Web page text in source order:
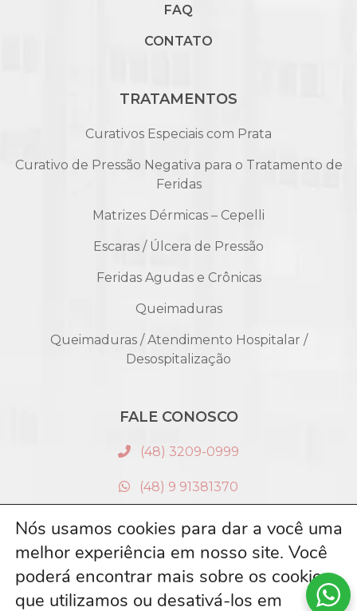
FAQ
CONTATO
TRATAMENTOS
Curativos Especiais com Prata
Curativo de Pressão Negativa para o Tratamento de
Feridas
Matrizes Dérmicas – Cepelli
Escaras / Úlcera de Pressão
Feridas Agudas e Crônicas
Queimaduras
Queimaduras / Atendimento Hospitalar /
Desospitalização
FALE CONOSCO
(48) 3209-0999
(48) 9 91381370
CONTATO@CEPELLI.COM.BR
BAIA SUAL MEDICAL CENTER - RUA MENINO
DEUS, 63 CENTRO - FLORIANÓPOLIS - SC SALA 304
Nós usamos cookies para dar a você uma
melhor experiência em nosso site. Você
poderá encontrar mais sobre os cookies
que utilizamos ou desativá-los em